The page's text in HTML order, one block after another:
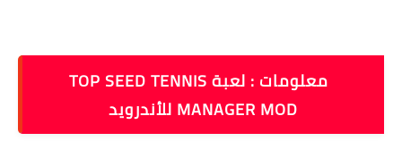
معلومات : لعبة TOP SEED TENNIS
MANAGER MOD‏ للأندرويد